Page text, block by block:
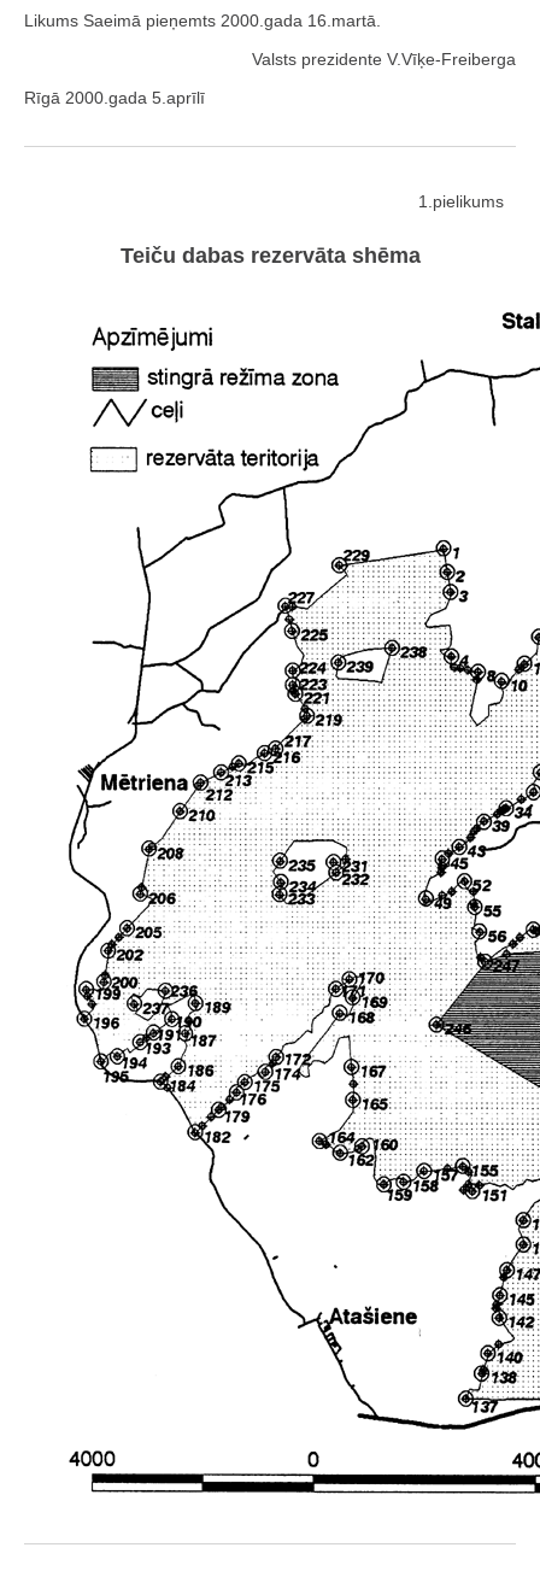
Likums Saeimā pieņemts 2000.gada 16.martā.
Valsts prezidente V.Vīķe-Freiberga
Rīgā 2000.gada 5.aprīlī
1.pielikums
Teiču dabas rezervāta shēma